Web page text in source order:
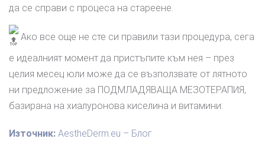
да се справи с процеса на стареене.
Ако все още не сте си правили тази процедура, сега
е идеалният момент да пристъпите към нея – през
целия месец юли може да се възползвате от лятното
ни предложение за ПОДМЛАДЯВАЩА МЕЗОТЕРАПИЯ,
базирaна на хиалуронова киселина и витамини:
Източник: AestheDerm.eu – Блог